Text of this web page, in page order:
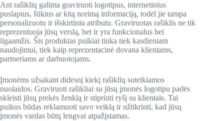
Ant rašiklių galima graviruoti logotipus, internetinius
puslapius, šūkius ar kitą norimą informaciją, todėl jie tampa
personalizuotu ir išskirtiniu atributu. Graviruotas rašiklis ne tik
reprezentuoja jūsų verslą, bet ir yra funkcionalus bei
ilgaamžis. Šis produktas puikiai tinka tiek kasdieniam
naudojimui, tiek kaip reprezentacinė dovana klientams,
partneriams ar darbuotojams.
Įmonėms užsakant didesnį kiekį rašiklių suteikiamos
nuolaidos. Graviruoti rašikliai su jūsų įmonės logotipu padės
skleisti jūsų prekės ženklą ir stiprinti ryšį su klientais. Tai
puikus būdas reklamuoti savo veiklą ir užtikrinti, kad jūsų
įmonės vardas būtų lengvai atpažįstamas.